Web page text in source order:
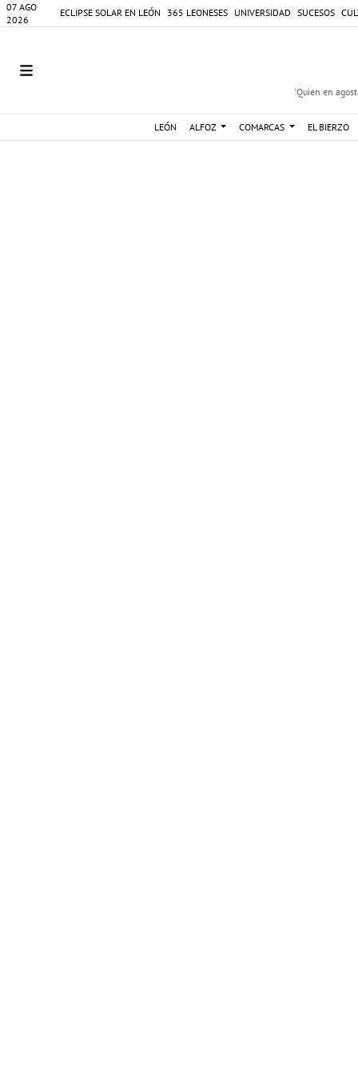
07 AGO
2026
ECLIPSE SOLAR EN LEÓN 365 LEONESES UNIVERSIDAD SUCESOS
'Quien en
LEÓN ALFOZ COMARCAS EL BIERZO